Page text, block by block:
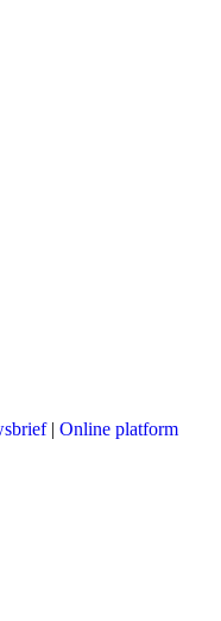
| Online platform